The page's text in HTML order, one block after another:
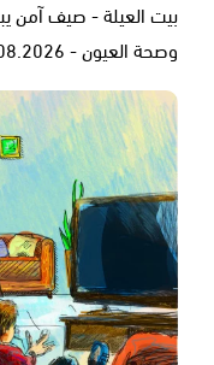
بيت العيلة - صيف آمن
وصحة العيون - 05.08.2026